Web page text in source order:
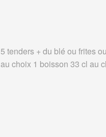
5 tenders + du blé ou frites
au choix 1 boisson 33 cl au